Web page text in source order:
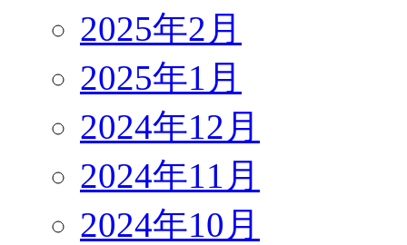
2025年2月
2025年1月
2024年12月
2024年11月
2024年10月